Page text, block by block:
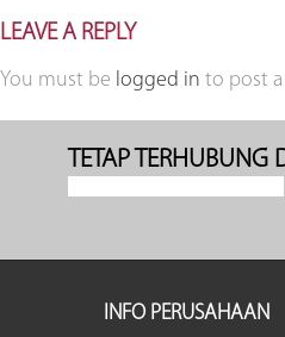
LEAVE A REPLY
You must be logged in to post
TETAP
INFO PERUSAHAAN